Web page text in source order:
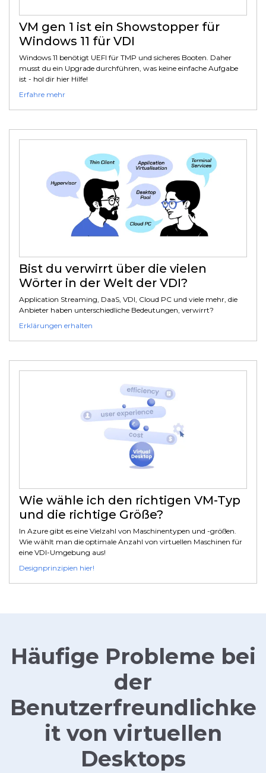
VM gen 1 ist ein Showstopper für
Windows 11 für VDI
Windows 11 benötigt UEFI für TMP und sicheres Booten. Daher
musst du ein Upgrade durchführen, was keine einfache Aufgabe
ist - hol dir hier Hilfe!
Erfahre mehr
Bist du verwirrt über die vielen
Wörter in der Welt der VDI?
Application Streaming, DaaS, VDI, Cloud PC und viele mehr, die
Anbieter haben unterschiedliche Bedeutungen, verwirrt?
Erklärungen erhalten
Wie wähle ich den richtigen VM-Typ
und die richtige Größe?
In Azure gibt es eine Vielzahl von Maschinentypen und -größen.
Wie wählt man die optimale Anzahl von virtuellen Maschinen für
eine VDI-Umgebung aus!
Designprinzipien hier!
Häufige Probleme bei
der
Benutzerfreundlichke
it von virtuellen
Desktops